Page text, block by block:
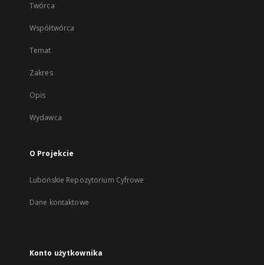
Twórca
Współtwórca
Temat
Zakres
Opis
Wydawca
O Projekcie
Lubońskie Repozytorium Cyfrowe
Dane kontaktowe
Konto użytkownika